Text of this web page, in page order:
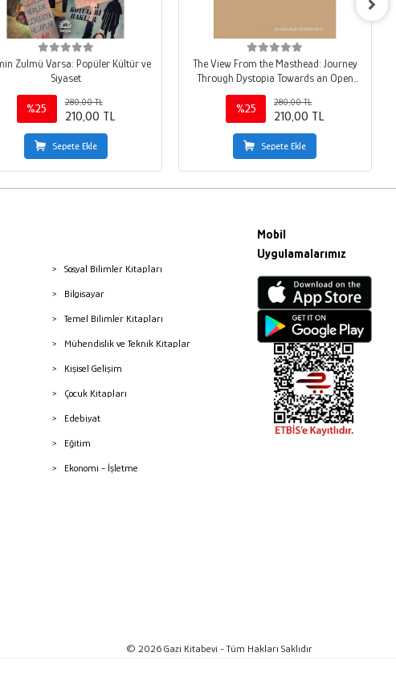
Zulmü Varsa: Popüler Kültür ve
Siyaset
%25
280,00 TL
210,00 TL
Sepete Ekle
The View From the Masthead: Journey
Through Dystopia Towards an Open
Ended Utopia
%25
280,00 TL
210,00 TL
Sepete Ekle
Sosyal Bilimler Kitapları
Bilgisayar
Temel Bilimler Kitapları
Mühendislik ve Teknik Kitaplar
Kişisel Gelişim
Çocuk Kitapları
Edebiyat
Eğitim
Ekonomi - İşletme
Mobil
Uygulamalarımız
© 2026 Gazi Kitabevi - Tüm Hakları Saklıdır